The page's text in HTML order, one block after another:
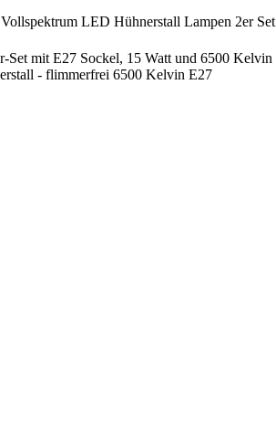
Vollspektrum LED Hühnerstall Lampen 2er